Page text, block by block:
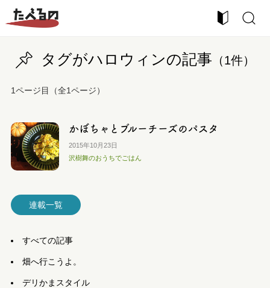
タグがハロウィンの記事 （1件）
1ページ目（全1ページ）
かぼちゃとブルーチーズのパスタ
2015年10月23日
沢樹舞のおうちでごはん
連載一覧
すべての記事
畑へ行こうよ。
デリかまスタイル